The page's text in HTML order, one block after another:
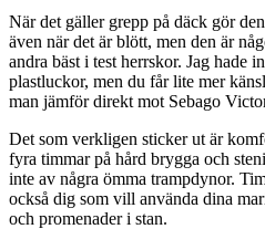
När det gäller grepp på däck gör
även när det är blött, men den är
andra bäst i test herrskor. Jag hade
plastluckor, men du får lite mer
man jämför direkt mot Sebago
Det som verkligen sticker ut är
fyra timmar på hård brygga och
inte av några ömma trampdynor.
också dig som vill använda dina
och promenader i stan.